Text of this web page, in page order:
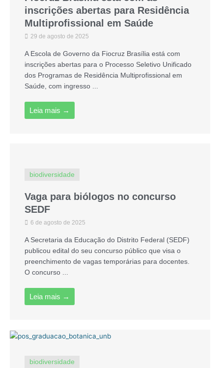
inscrições abertas para Residência
Multiprofissional em Saúde
29 de agosto de 2025
A Escola de Governo da Fiocruz Brasília está com
inscrições abertas para o Processo Seletivo Unificado
dos Programas de Residência Multiprofissional em
Saúde, com ingresso ...
Leia mais →
biodiversidade
Vaga para biólogos no concurso
SEDF
6 de agosto de 2025
A Secretaria da Educação do Distrito Federal (SEDF)
publicou edital do seu concurso público que visa o
preenchimento de vagas temporárias para docentes.
O concurso ...
Leia mais →
biodiversidade